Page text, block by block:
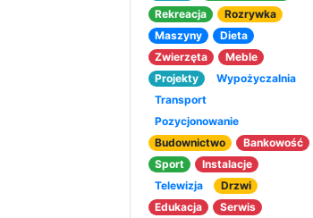
Rekreacja
Rozrywka
Maszyny
Dieta
Zwierzęta
Meble
Projekty
Wypożyczalnia
Transport
Pozycjonowanie
Budownictwo
Bankowość
Sport
Instalacje
Telewizja
Drzwi
Edukacja
Serwis